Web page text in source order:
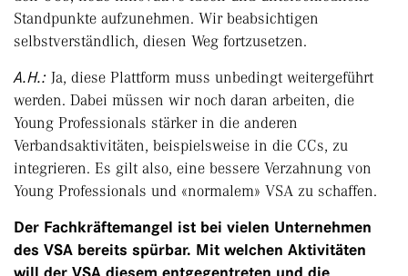
Standpunkte aufzunehmen. Wir beabsichtigen
selbstverständlich, diesen Weg fortzusetzen.
A.H.: Ja, diese Plattform muss unbedingt weitergeführt
werden. Dabei müssen wir noch daran arbeiten, die
Young Professionals stärker in die anderen
Verbandsaktivitäten, beispielsweise in die CCs, zu
integrieren. Es gilt also, eine bessere Verzahnung von
Young Professionals und «normalem» VSA zu schaffen.
Der Fachkräftemangel ist bei vielen Unternehmen
des VSA bereits spürbar. Mit welchen Aktivitäten